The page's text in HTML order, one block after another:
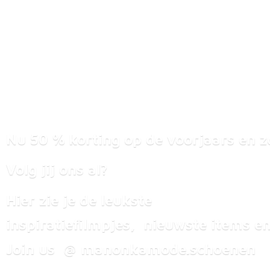
Nu 50 % korting op de voorjaars en
Volg jij ons al?
Hier zie je de leukste
inspiratiefilmpjes, nieuwste items
Join us @ manonkamode.schoenen